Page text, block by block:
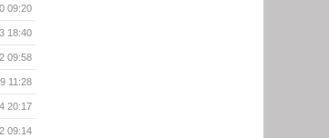
09:20
18:40
09:58
11:28
20:17
09:14